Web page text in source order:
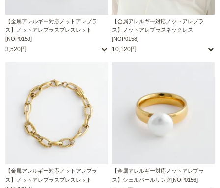
【金属アレルギー対応ノットアレプラ
ス】ノットアレプラスブレスレット
[NOP0159]
3,520円
【金属アレルギー対応ノットアレプラ
ス】ノットアレプラスネックレス
[NOP0158]
10,120円
【金属アレルギー対応ノットアレプラ
ス】ノットアレプラスブレスレット
【金属アレルギー対応ノットアレプラ
ス】シェルパールリング[NOP0156]